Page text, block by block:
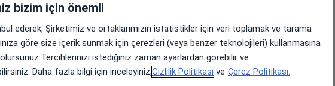
Diş Hekimliği Fakültesinden
Protez, konservatif diş hekimliği,
diş hekimliği üzerine
Ağız ve Diş Sağlığı Polikliniği ve
devam etmektedir.
bizim için önemli
ederek, Şirketimiz ve ortaklarımızın istatistikler için veri toplamak ve tarama
göre size içerik sunmak için çerezleri (veya benzer teknolojileri) kullanmasına
istediğiniz zaman ayarlardan görebilir ve
Daha fazla bilgi için inceleyiniz,Gizlilik Politikası ve Çerez Politikası.